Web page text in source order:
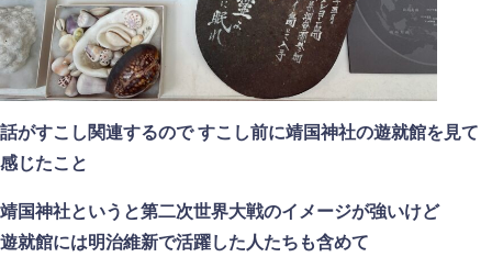
話がすこし関連するので すこし前に靖国神社の遊就館を見て
感じたこと
靖国神社というと第二次世界大戦のイメージが強いけど
遊就館には明治維新で活躍した人たちも含めて